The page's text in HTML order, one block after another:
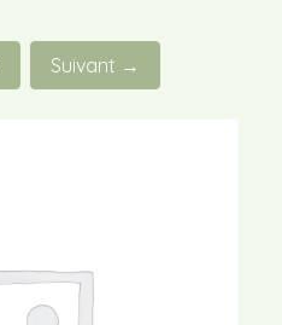
Suivant →